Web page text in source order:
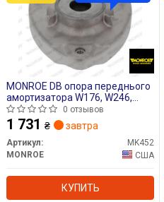
MONROE DB опора переднього
амортизатора W176, W246,
C117
0 отзывов
1 731 ₴ завтра
Артикул:
MK452
MONROE
США
КУПИТЬ